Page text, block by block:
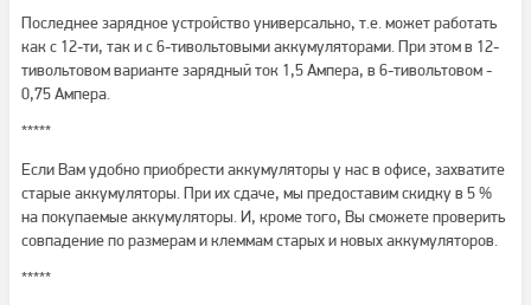
Последнее зарядное устройство универсально, т.е. может работать
как с 12-ти, так и с 6-тивольтовыми аккумуляторами. При этом в 12-
тивольтовом варианте зарядный ток 1,5 Ампера, в 6-тивольтовом -
0,75 Ампера.
*****
Если Вам удобно приобрести аккумуляторы у нас в офисе, захватите
старые аккумуляторы. При их сдаче, мы предоставим скидку в 5 %
на покупаемые аккумуляторы. И, кроме того, Вы сможете проверить
совпадение по размерам и клеммам старых и новых аккумуляторов.
*****